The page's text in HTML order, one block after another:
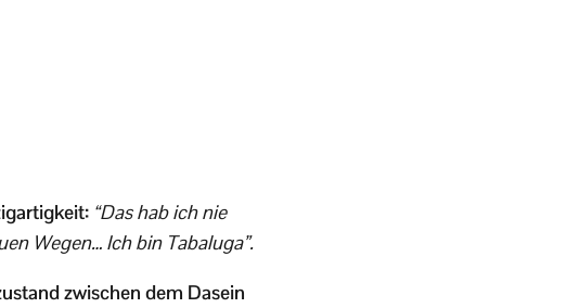
“Das hab ich nie
Wegen… Ich bin Tabaluga”.
zwischen dem Dasein